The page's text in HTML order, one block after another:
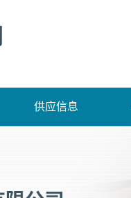
供应信息